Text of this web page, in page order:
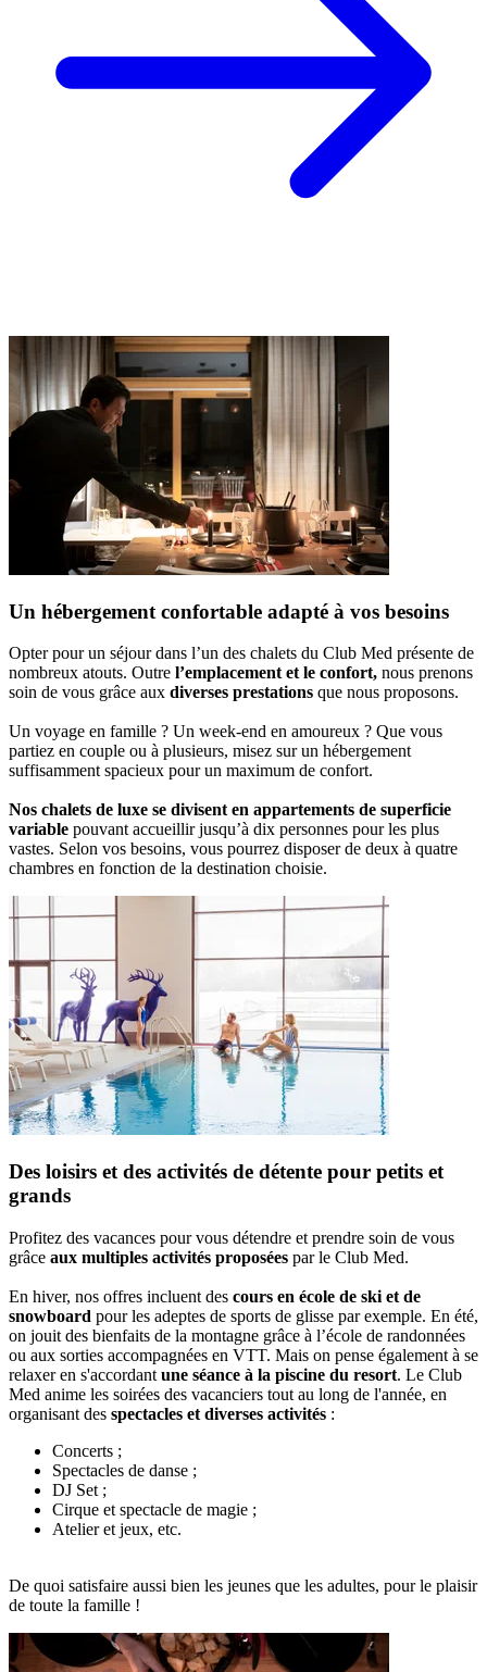
Un hébergement confortable adapté à vos besoins
Opter pour un séjour dans l’un des chalets du Club Med présente de
nombreux atouts. Outre l’emplacement et le confort, nous prenons
soin de vous grâce aux diverses prestations que nous proposons.
Un voyage en famille ? Un week-end en amoureux ? Que vous
partiez en couple ou à plusieurs, misez sur un hébergement
suffisamment spacieux pour un maximum de confort.
Nos chalets de luxe se divisent en appartements de superficie
variable pouvant accueillir jusqu’à dix personnes pour les plus
vastes. Selon vos besoins, vous pourrez disposer de deux à quatre
chambres en fonction de la destination choisie.
Des loisirs et des activités de détente pour petits et
grands
Profitez des vacances pour vous détendre et prendre soin de vous
grâce aux multiples activités proposées par le Club Med.
En hiver, nos offres incluent des cours en école de ski et de
snowboard pour les adeptes de sports de glisse par exemple. En été,
on jouit des bienfaits de la montagne grâce à l’école de randonnées
ou aux sorties accompagnées en VTT. Mais on pense également à se
relaxer en s'accordant une séance à la piscine du resort. Le Club
Med anime les soirées des vacanciers tout au long de l'année, en
organisant des spectacles et diverses activités :
Concerts ;
Spectacles de danse ;
DJ Set ;
Cirque et spectacle de magie ;
Atelier et jeux, etc.
De quoi satisfaire aussi bien les jeunes que les adultes, pour le plaisir
de toute la famille !